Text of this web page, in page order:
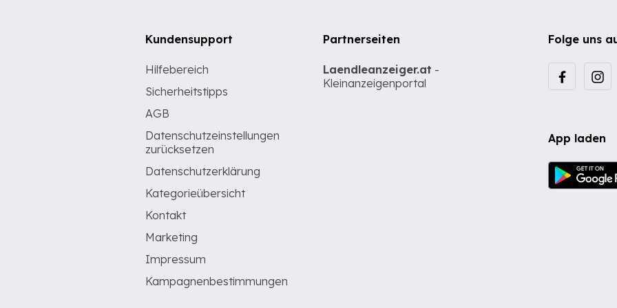
Folge uns
App laden
Kundensupport
Hilfebereich
Sicherheitstipps
AGB
Datenschutzeinstellungen
zurücksetzen
Datenschutzerklärung
Kategorieübersicht
Kontakt
Marketing
Impressum
Kampagnenbestimmungen
Partnerseiten
Laendleanzeiger.at -
Kleinanzeigenportal